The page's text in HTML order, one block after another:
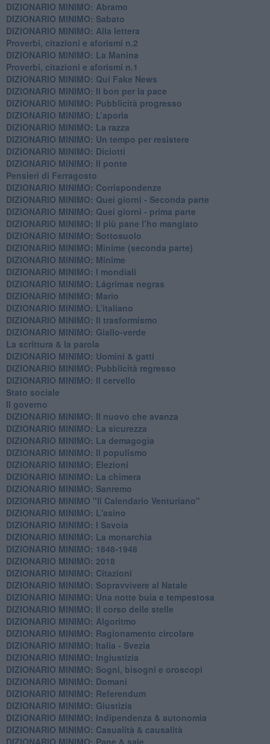
DIZIONARIO MINIMO: Abramo
DIZIONARIO MINIMO: Sabato
​DIZIONARIO MINIMO: Alla lettera
Proverbi, citazioni e aforismi n.2
DIZIONARIO MINIMO: La Manina
​Proverbi, citazioni e aforismi n.1
DIZIONARIO MINIMO: Qui Fake News
DIZIONARIO MINIMO: ​Il bon per la pace
DIZIONARIO MINIMO: Pubblicità progresso
DIZIONARIO MINIMO: L’aporìa
DIZIONARIO MINIMO: La razza
DIZIONARIO MINIMO: Un tempo per resistere
DIZIONARIO MINIMO: Diciotti
DIZIONARIO MINIMO: Il ponte
Pensieri di Ferragosto
DIZIONARIO MINIMO: Corrispondenze
DIZIONARIO MINIMO: Quei giorni - Seconda parte
DIZIONARIO MINIMO: Quei giorni - prima parte
DIZIONARIO MINIMO: Il più pane l’ho mangiato
DIZIONARIO MINIMO: Sottosuolo
DIZIONARIO MINIMO: Minime (seconda parte)
DIZIONARIO MINIMO: Minime
DIZIONARIO MINIMO: ​I mondiali
DIZIONARIO MINIMO: ​Lágrimas negras
DIZIONARIO MINIMO: Mario
DIZIONARIO MINIMO: L’italiano
DIZIONARIO MINIMO: Il trasformismo
DIZIONARIO MINIMO: Giallo-verde
La scrittura & la parola
​DIZIONARIO MINIMO: Uomini & gatti
DIZIONARIO MINIMO: ​Pubblicità regresso
DIZIONARIO MINIMO: Il cervello
Stato sociale
Il governo
DIZIONARIO MINIMO: Il nuovo che avanza
DIZIONARIO MINIMO: La sicurezza
DIZIONARIO MINIMO: La demagogia
DIZIONARIO MINIMO: Il populismo
DIZIONARIO MINIMO: Elezioni
DIZIONARIO MINIMO: La chimera
DIZIONARIO MINIMO: Sanremo
DIZIONARIO MINIMO "Il Calendario Venturiano"
DIZIONARIO MINIMO: L'asino
DIZIONARIO MINIMO: I Savoia
DIZIONARIO MINIMO: La monarchia
DIZIONARIO MINIMO: 1848-1948
DIZIONARIO MINIMO: 2018
DIZIONARIO MINIMO: Citazioni
DIZIONARIO MINIMO: ​Sopravvivere al Natale
DIZIONARIO MINIMO: ​Una notte buia e tempestosa
DIZIONARIO MINIMO: Il corso delle stelle
DIZIONARIO MINIMO: Algoritmo
DIZIONARIO MINIMO: Ragionamento circolare
DIZIONARIO MINIMO: Italia - Svezia
DIZIONARIO MINIMO: ​Ingiustizia
DIZIONARIO MINIMO: ​Sogni, bisogni e oroscopi
DIZIONARIO MINIMO: Domani
DIZIONARIO MINIMO: Referendum
DIZIONARIO MINIMO: Giustizia
DIZIONARIO MINIMO: ​Indipendenza & autonomia
DIZIONARIO MINIMO: ​Casualità & causalità
​DIZIONARIO MINIMO: Pane & sale